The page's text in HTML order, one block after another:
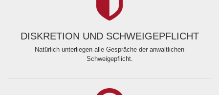
DISKRETION UND SCHWEIGEPFLICHT
Natürlich unterliegen alle Gespräche der anwaltlichen
Schweigepflicht.